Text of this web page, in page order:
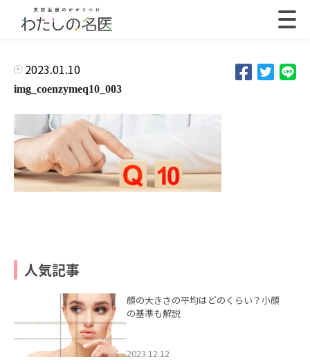
2023.01.10
img_coenzymeq10_003
人気記事
顔の大きさの平均はどのくらい？小顔
の基準も解説
2023.12.12